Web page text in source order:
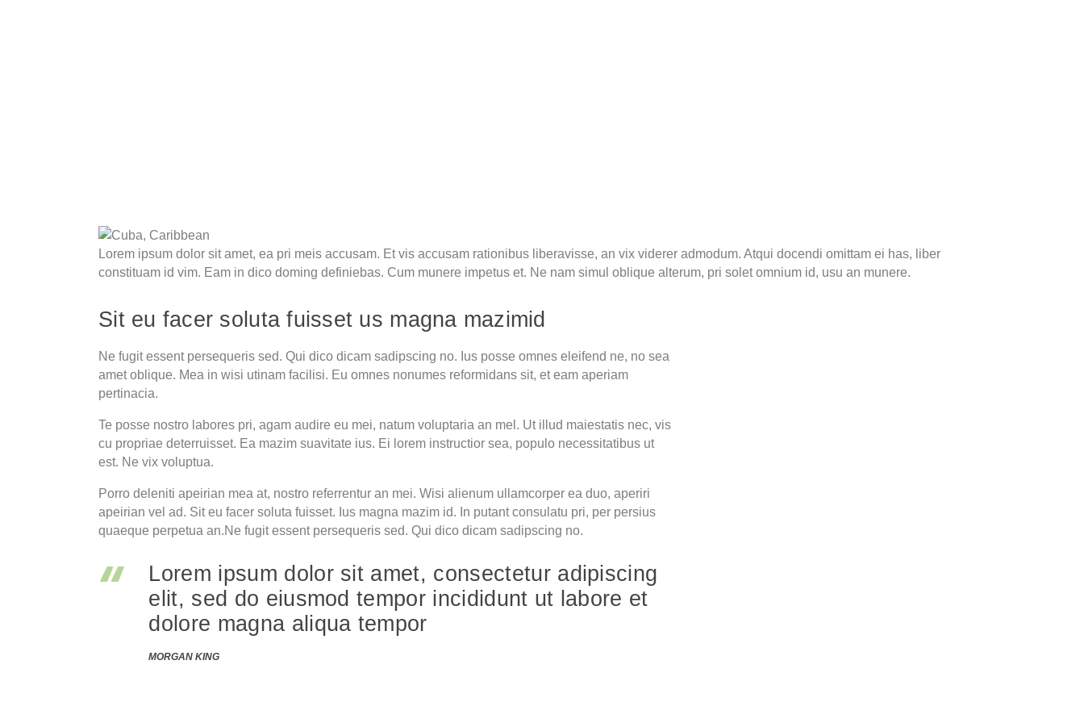
Lorem ipsum dolor sit amet, ea pri meis accusam. Et vis accusam rationibus liberavisse, an vix viderer admodum. Atqui docendi omittam ei has, liber
constituam id vim. Eam in dico doming definiebas. Cum munere impetus et. Ne nam simul oblique alterum, pri solet omnium id, usu an munere.
Sit eu facer soluta fuisset us magna mazimid
Ne fugit essent persequeris sed. Qui dico dicam sadipscing no. Ius posse omnes eleifend ne, no sea
amet oblique. Mea in wisi utinam facilisi. Eu omnes nonumes reformidans sit, et eam aperiam
pertinacia.
Te posse nostro labores pri, agam audire eu mei, natum voluptaria an mel. Ut illud maiestatis nec, vis
cu propriae deterruisset. Ea mazim suavitate ius. Ei lorem instructior sea, populo necessitatibus ut
est. Ne vix voluptua.
Porro deleniti apeirian mea at, nostro referrentur an mei. Wisi alienum ullamcorper ea duo, aperiri
apeirian vel ad. Sit eu facer soluta fuisset. Ius magna mazim id. In putant consulatu pri, per persius
quaeque perpetua an.Ne fugit essent persequeris sed. Qui dico dicam sadipscing no.
Lorem ipsum dolor sit amet, consectetur adipiscing
elit, sed do eiusmod tempor incididunt ut labore et
dolore magna aliqua tempor
MORGAN KING